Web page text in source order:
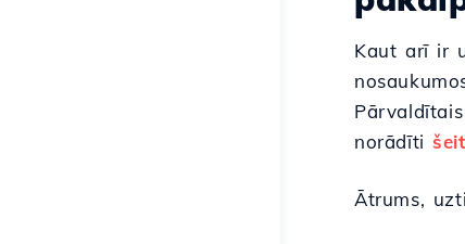
Kaut arī ir
norādītišeit
Ātrums,